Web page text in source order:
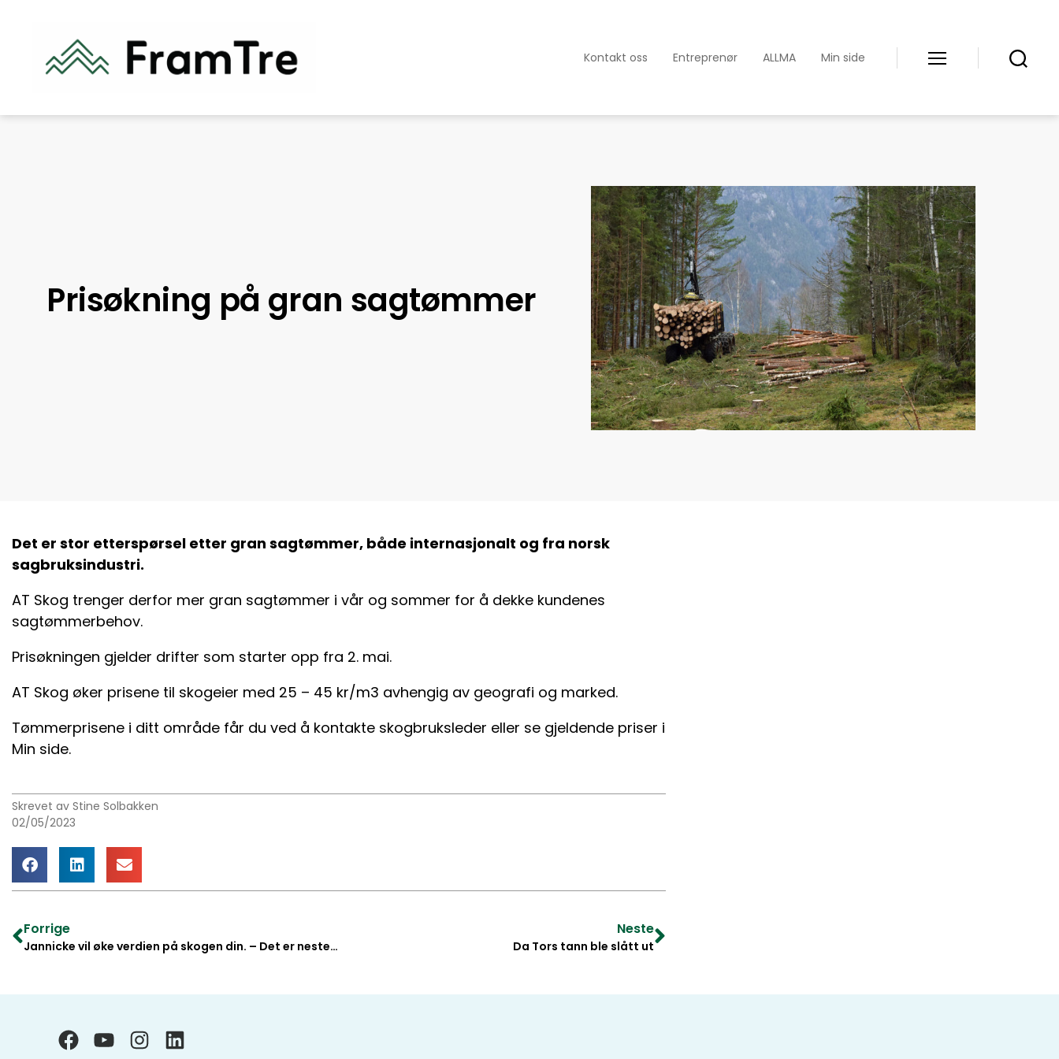
Kontakt oss Entreprenør ALLMA Min side
Prisøkning på gran sagtømmer
Det er stor etterspørsel etter gran sagtømmer, både internasjonalt og fra norsk
sagbruksindustri.
AT Skog trenger derfor mer gran sagtømmer i vår og sommer for å dekke kundenes
sagtømmerbehov.
Prisøkningen gjelder drifter som starter opp fra 2. mai.
AT Skog øker prisene til skogeier med 25 – 45 kr/m3 avhengig av geografi og marked.
Tømmerprisene i ditt område får du ved å kontakte skogbruksleder eller se gjeldende priser i
Min side.
Skrevet av Stine Solbakken
02/05/2023
Forrige
Jannicke vil øke verdien på skogen din. – Det er nesten gratis
Neste
Da Tors tann ble slått ut